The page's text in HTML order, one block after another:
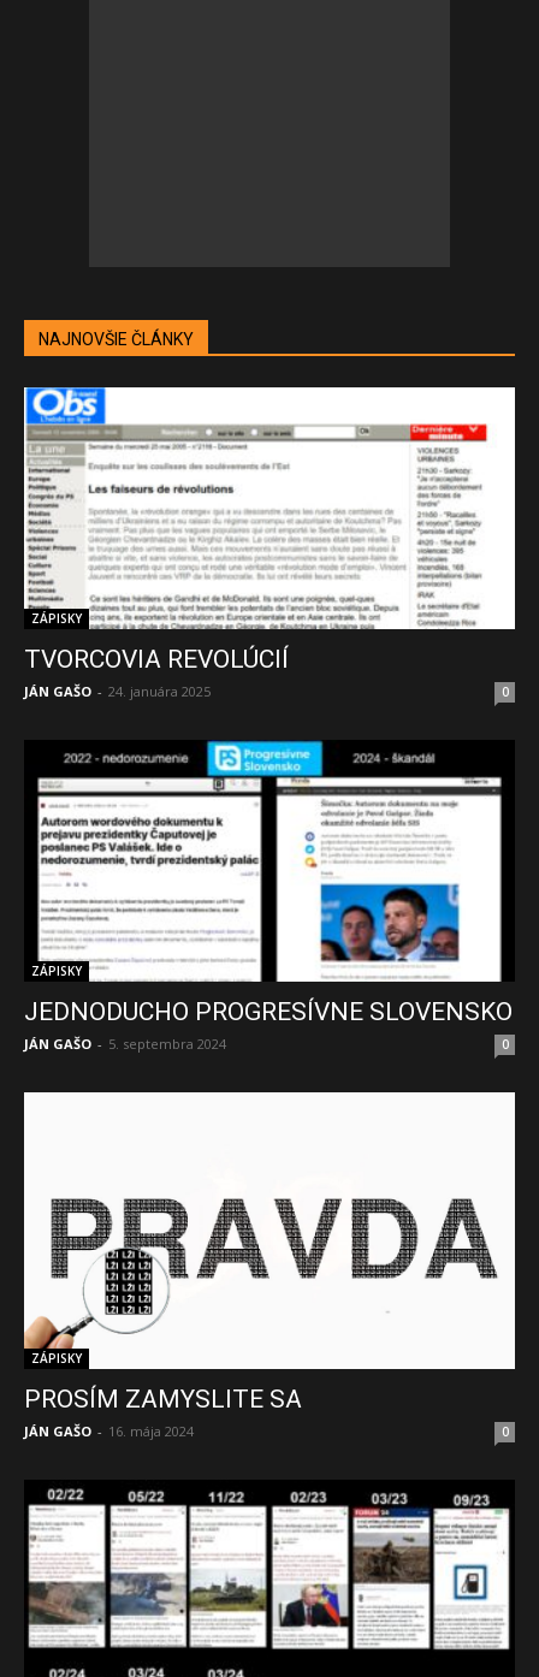
NAJNOVŠIE ČLÁNKY
ZÁPISKY
TVORCOVIA REVOLÚCIÍ
JÁN GAŠO - 24. januára 2025 0
ZÁPISKY
JEDNODUCHO PROGRESÍVNE SLOVENSKO
JÁN GAŠO - 5. septembra 2024 0
ZÁPISKY
PROSÍM ZAMYSLITE SA
JÁN GAŠO - 16. mája 2024 0